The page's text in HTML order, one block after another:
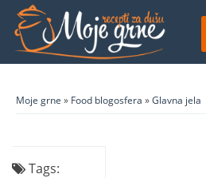
Moje grne » Food blogosfera »Glavna jela
Tags: